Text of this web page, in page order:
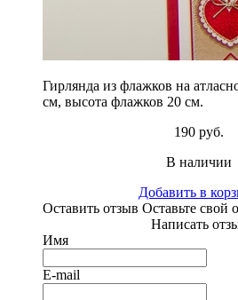
Гирлянда из флажков на
см, высота флажков 20 см.
190 руб.
В наличии
Добавить в
Оставить отзыв Оставьте свой
Написать
Имя
E-mail